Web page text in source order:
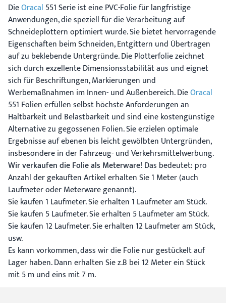
DieOracal 551 Serie ist eine PVC-Folie für langfristige
Anwendungen, die speziell für die Verarbeitung auf
Schneideplottern optimiert wurde. Sie bietet hervorragende
Eigenschaften beim Schneiden, Entgittern und Übertragen
auf zu beklebende Untergründe. Die Plotterfolie zeichnet
sich durch exzellente Dimensionsstabilität aus und eignet
sich für Beschriftungen, Markierungen und
Werbemaßnahmen im Innen- und Außenbereich. DieOracal
551 Folien erfüllen selbst höchste Anforderungen an
Haltbarkeit und Belastbarkeit und sind eine kostengünstige
Alternative zu gegossenen Folien. Sie erzielen optimale
Ergebnisse auf ebenen bis leicht gewölbten Untergründen,
insbesondere in der Fahrzeug- und Verkehrsmittelwerbung.
Wir verkaufen die Folie als Meterware! Das bedeutet: pro
Anzahl der gekauften Artikel erhalten Sie 1 Meter (auch
Laufmeter oder Meterware genannt).
Sie kaufen 1 Laufmeter. Sie erhalten 1 Laufmeter am Stück.
Sie kaufen 5 Laufmeter. Sie erhalten 5 Laufmeter am Stück.
Sie kaufen 12 Laufmeter. Sie erhalten 12 Laufmeter am Stück,
usw.
Es kann vorkommen, dass wir die Folie nur gestückelt auf
Lager haben. Dann erhalten Sie z.B bei 12 Meter ein Stück
mit 5 m und eins mit 7 m.